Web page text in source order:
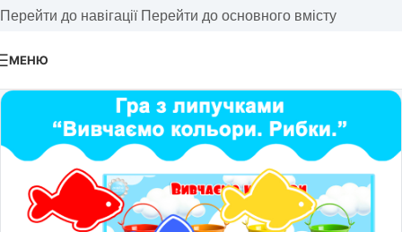
Перейти до навігації Перейти до основного вмісту
МЕНЮ